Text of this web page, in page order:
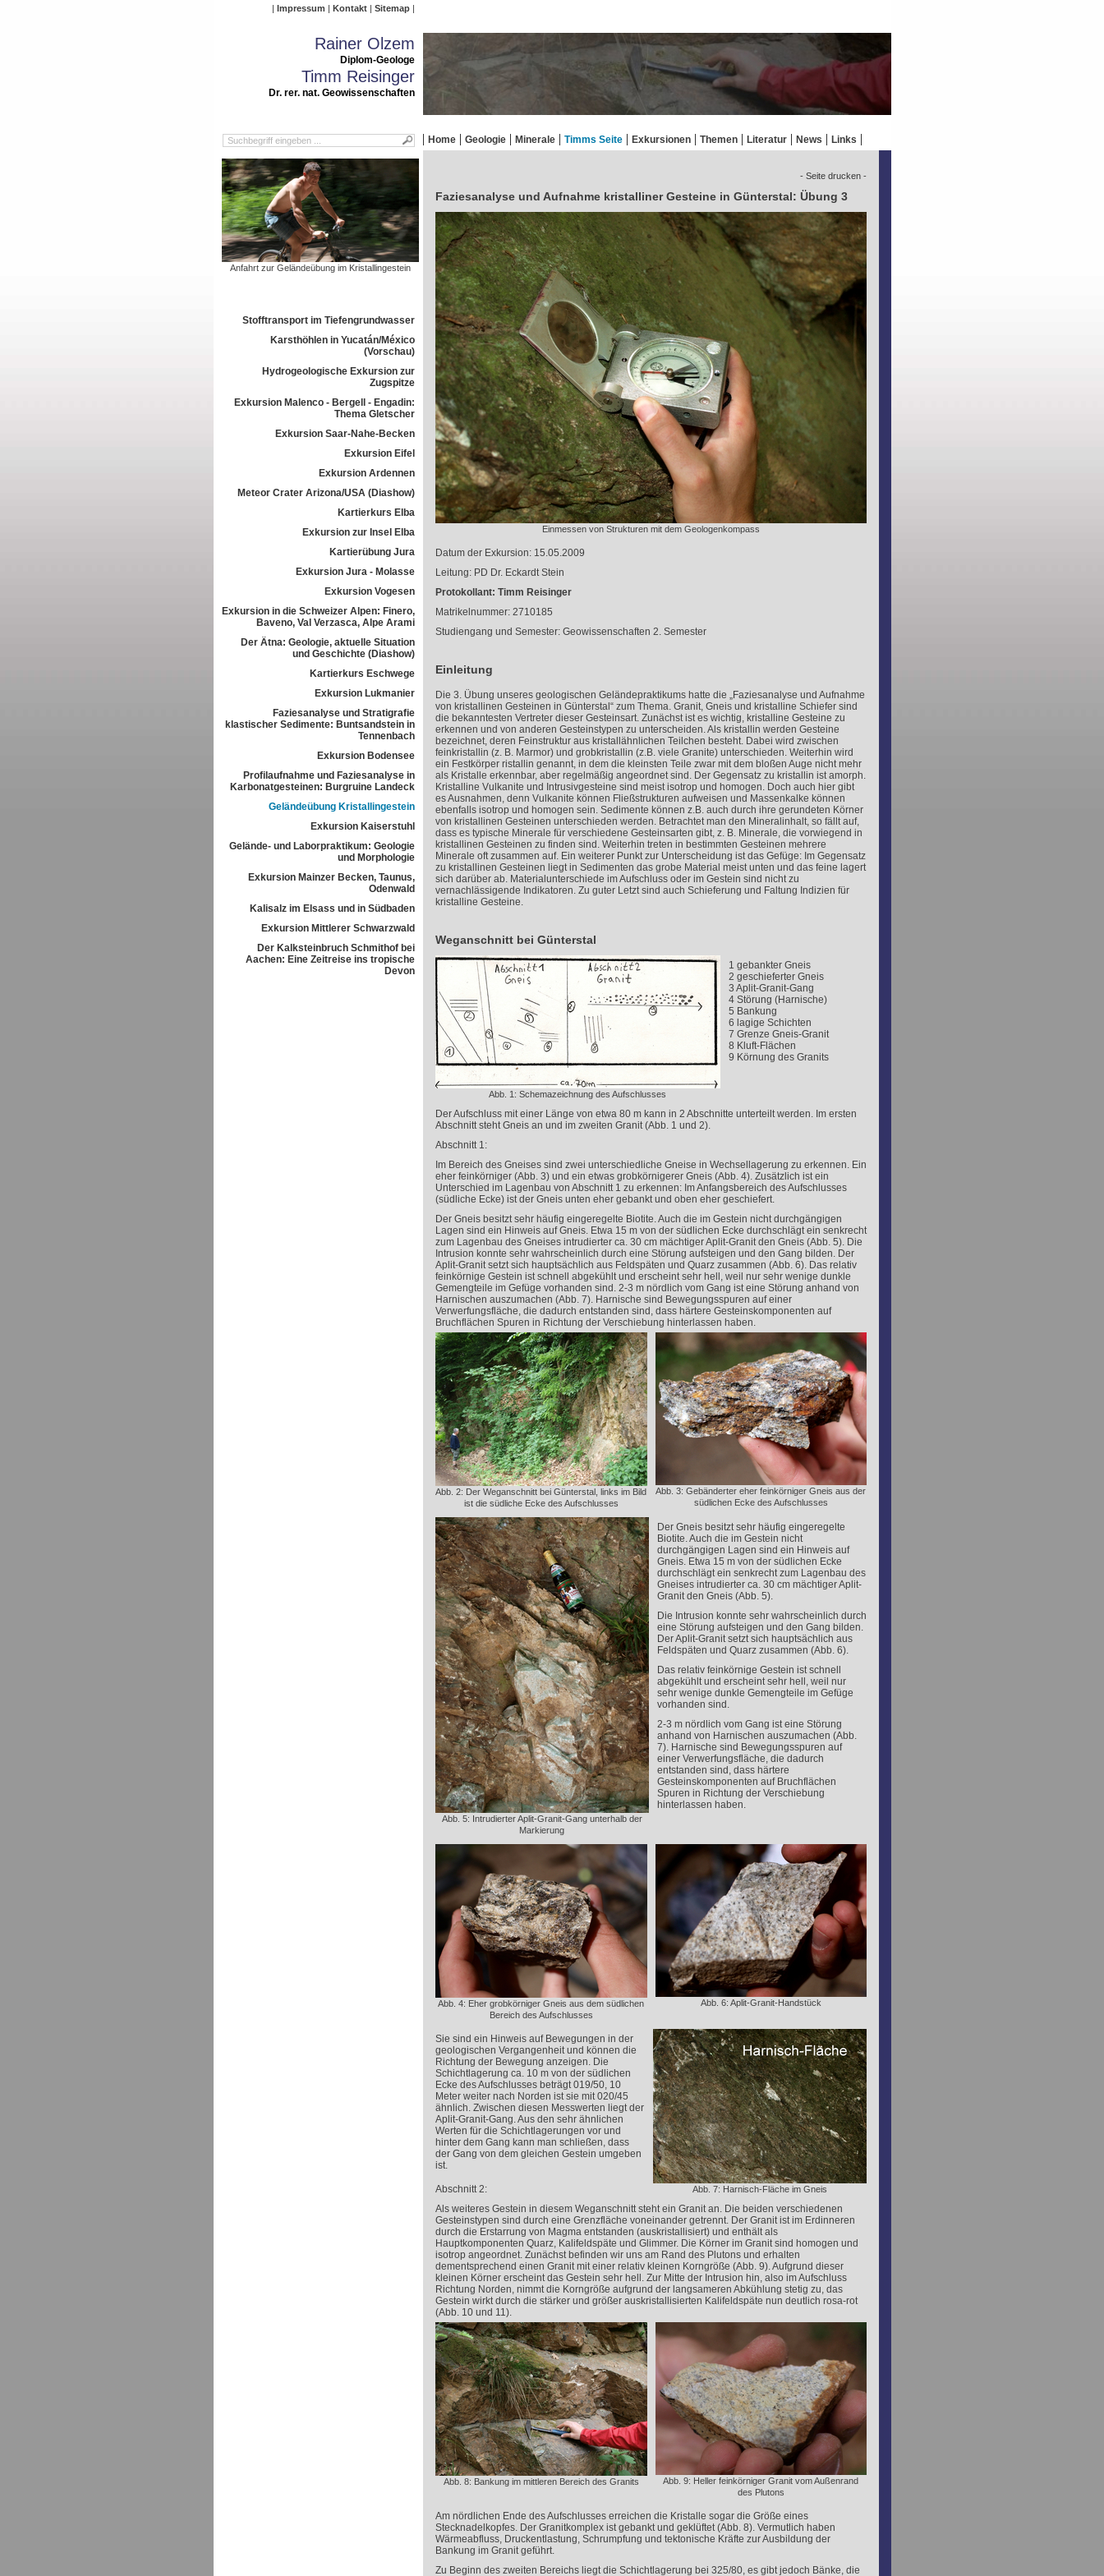
Impressum Kontakt Sitemap
Rainer Olzem
Diplom-Geologe
Timm Reisinger
Dr. rer. nat. Geowissenschaften
Home Geologie Minerale Timms Seite Exkursionen Themen Literatur News Links
Anfahrt zur Geländeübung im Kristallingestein
Stofftransport im Tiefengrundwasser
Karsthöhlen in Yucatán/México
(Vorschau)
Hydrogeologische Exkursion zur
Zugspitze
Exkursion Malenco - Bergell - Engadin:
Thema Gletscher
Exkursion Saar-Nahe-Becken
Exkursion Eifel
Exkursion Ardennen
Meteor Crater Arizona/USA (Diashow)
Kartierkurs Elba
Exkursion zur Insel Elba
Kartierübung Jura
Exkursion Jura - Molasse
Exkursion Vogesen
Exkursion in die Schweizer Alpen: Finero,
Baveno, Val Verzasca, Alpe Arami
Der Ätna: Geologie, aktuelle Situation
und Geschichte (Diashow)
Kartierkurs Eschwege
Exkursion Lukmanier
Faziesanalyse und Stratigrafie
klastischer Sedimente: Buntsandstein in
Tennenbach
Exkursion Bodensee
Profilaufnahme und Faziesanalyse in
Karbonatgesteinen: Burgruine Landeck
Geländeübung Kristallingestein
Exkursion Kaiserstuhl
Gelände- und Laborpraktikum: Geologie
und Morphologie
Exkursion Mainzer Becken, Taunus,
Odenwald
Kalisalz im Elsass und in Südbaden
Exkursion Mittlerer Schwarzwald
Der Kalksteinbruch Schmithof bei
Aachen: Eine Zeitreise ins tropische
Devon
- Seite drucken -
Faziesanalyse und Aufnahme kristalliner Gesteine in Günterstal: Übung 3
Einmessen von Strukturen mit dem Geologenkompass
Datum der Exkursion: 15.05.2009
Leitung: PD Dr. Eckardt Stein
Protokollant: Timm Reisinger
Matrikelnummer: 2710185
Studiengang und Semester: Geowissenschaften 2. Semester
Einleitung
Die 3. Übung unseres geologischen Geländepraktikums hatte die „Faziesanalyse und Aufnahme
von kristallinen Gesteinen in Günterstal“ zum Thema. Granit, Gneis und kristalline Schiefer sind
die bekanntesten Vertreter dieser Gesteinsart. Zunächst ist es wichtig, kristalline Gesteine zu
erkennen und von anderen Gesteinstypen zu unterscheiden. Als kristallin werden Gesteine
bezeichnet, deren Feinstruktur aus kristallähnlichen Teilchen besteht. Dabei wird zwischen
feinkristallin (z. B. Marmor) und grobkristallin (z.B. viele Granite) unterschieden. Weiterhin wird
ein Festkörper ristallin genannt, in dem die kleinsten Teile zwar mit dem bloßen Auge nicht mehr
als Kristalle erkennbar, aber regelmäßig angeordnet sind. Der Gegensatz zu kristallin ist amorph.
Kristalline Vulkanite und Intrusivgesteine sind meist isotrop und homogen. Doch auch hier gibt
es Ausnahmen, denn Vulkanite können Fließstrukturen aufweisen und Massenkalke können
ebenfalls isotrop und homogen sein. Sedimente können z.B. auch durch ihre gerundeten Körner
von kristallinen Gesteinen unterschieden werden. Betrachtet man den Mineralinhalt, so fällt auf,
dass es typische Minerale für verschiedene Gesteinsarten gibt, z. B. Minerale, die vorwiegend in
kristallinen Gesteinen zu finden sind. Weiterhin treten in bestimmten Gesteinen mehrere
Minerale oft zusammen auf. Ein weiterer Punkt zur Unterscheidung ist das Gefüge: Im Gegensatz
zu kristallinen Gesteinen liegt in Sedimenten das grobe Material meist unten und das feine lagert
sich darüber ab. Materialunterschiede im Aufschluss oder im Gestein sind nicht zu
vernachlässigende Indikatoren. Zu guter Letzt sind auch Schieferung und Faltung Indizien für
kristalline Gesteine.
Weganschnitt bei Günterstal
Abb. 1: Schemazeichnung des Aufschlusses
1 gebankter Gneis
2 geschieferter Gneis
3 Aplit-Granit-Gang
4 Störung (Harnische)
5 Bankung
6 lagige Schichten
7 Grenze Gneis-Granit
8 Kluft-Flächen
9 Körnung des Granits
Der Aufschluss mit einer Länge von etwa 80 m kann in 2 Abschnitte unterteilt werden. Im ersten
Abschnitt steht Gneis an und im zweiten Granit (Abb. 1 und 2).
Abschnitt 1:
Im Bereich des Gneises sind zwei unterschiedliche Gneise in Wechsellagerung zu erkennen. Ein
eher feinkörniger (Abb. 3) und ein etwas grobkörnigerer Gneis (Abb. 4). Zusätzlich ist ein
Unterschied im Lagenbau von Abschnitt 1 zu erkennen: Im Anfangsbereich des Aufschlusses
(südliche Ecke) ist der Gneis unten eher gebankt und oben eher geschiefert.
Der Gneis besitzt sehr häufig eingeregelte Biotite. Auch die im Gestein nicht durchgängigen
Lagen sind ein Hinweis auf Gneis. Etwa 15 m von der südlichen Ecke durchschlägt ein senkrecht
zum Lagenbau des Gneises intrudierter ca. 30 cm mächtiger Aplit-Granit den Gneis (Abb. 5). Die
Intrusion konnte sehr wahrscheinlich durch eine Störung aufsteigen und den Gang bilden. Der
Aplit-Granit setzt sich hauptsächlich aus Feldspäten und Quarz zusammen (Abb. 6). Das relativ
feinkörnige Gestein ist schnell abgekühlt und erscheint sehr hell, weil nur sehr wenige dunkle
Gemengteile im Gefüge vorhanden sind. 2-3 m nördlich vom Gang ist eine Störung anhand von
Harnischen auszumachen (Abb. 7). Harnische sind Bewegungsspuren auf einer
Verwerfungsfläche, die dadurch entstanden sind, dass härtere Gesteinskomponenten auf
Bruchflächen Spuren in Richtung der Verschiebung hinterlassen haben.
Abb. 2: Der Weganschnitt bei Günterstal, links im Bild
ist die südliche Ecke des Aufschlusses
Abb. 3: Gebänderter eher feinkörniger Gneis aus der
südlichen Ecke des Aufschlusses
Abb. 5: Intrudierter Aplit-Granit-Gang unterhalb der
Markierung
Der Gneis besitzt sehr häufig eingeregelte
Biotite. Auch die im Gestein nicht
durchgängigen Lagen sind ein Hinweis auf
Gneis. Etwa 15 m von der südlichen Ecke
durchschlägt ein senkrecht zum Lagenbau des
Gneises intrudierter ca. 30 cm mächtiger Aplit-
Granit den Gneis (Abb. 5).
Die Intrusion konnte sehr wahrscheinlich durch
eine Störung aufsteigen und den Gang bilden.
Der Aplit-Granit setzt sich hauptsächlich aus
Feldspäten und Quarz zusammen (Abb. 6).
Das relativ feinkörnige Gestein ist schnell
abgekühlt und erscheint sehr hell, weil nur
sehr wenige dunkle Gemengteile im Gefüge
vorhanden sind.
2-3 m nördlich vom Gang ist eine Störung
anhand von Harnischen auszumachen (Abb.
7). Harnische sind Bewegungsspuren auf
einer Verwerfungsfläche, die dadurch
entstanden sind, dass härtere
Gesteinskomponenten auf Bruchflächen
Spuren in Richtung der Verschiebung
hinterlassen haben.
Abb. 4: Eher grobkörniger Gneis aus dem südlichen
Bereich des Aufschlusses
Abb. 6: Aplit-Granit-Handstück
Abb. 7: Harnisch-Fläche im Gneis
Sie sind ein Hinweis auf Bewegungen in der
geologischen Vergangenheit und können die
Richtung der Bewegung anzeigen. Die
Schichtlagerung ca. 10 m von der südlichen
Ecke des Aufschlusses beträgt 019/50, 10
Meter weiter nach Norden ist sie mit 020/45
ähnlich. Zwischen diesen Messwerten liegt der
Aplit-Granit-Gang. Aus den sehr ähnlichen
Werten für die Schichtlagerungen vor und
hinter dem Gang kann man schließen, dass
der Gang von dem gleichen Gestein umgeben
ist.
Abschnitt 2:
Als weiteres Gestein in diesem Weganschnitt steht ein Granit an. Die beiden verschiedenen
Gesteinstypen sind durch eine Grenzfläche voneinander getrennt. Der Granit ist im Erdinneren
durch die Erstarrung von Magma entstanden (auskristallisiert) und enthält als
Hauptkomponenten Quarz, Kalifeldspäte und Glimmer. Die Körner im Granit sind homogen und
isotrop angeordnet. Zunächst befinden wir uns am Rand des Plutons und erhalten
dementsprechend einen Granit mit einer relativ kleinen Korngröße (Abb. 9). Aufgrund dieser
kleinen Körner erscheint das Gestein sehr hell. Zur Mitte der Intrusion hin, also im Aufschluss
Richtung Norden, nimmt die Korngröße aufgrund der langsameren Abkühlung stetig zu, das
Gestein wirkt durch die stärker und größer auskristallisierten Kalifeldspäte nun deutlich rosa-rot
(Abb. 10 und 11).
Abb. 8: Bankung im mittleren Bereich des Granits
Abb. 9: Heller feinkörniger Granit vom Außenrand
des Plutons
Am nördlichen Ende des Aufschlusses erreichen die Kristalle sogar die Größe eines
Stecknadelkopfes. Der Granitkomplex ist gebankt und geklüftet (Abb. 8). Vermutlich haben
Wärmeabfluss, Druckentlastung, Schrumpfung und tektonische Kräfte zur Ausbildung der
Bankung im Granit geführt.
Zu Beginn des zweiten Bereichs liegt die Schichtlagerung bei 325/80, es gibt jedoch Bänke, die